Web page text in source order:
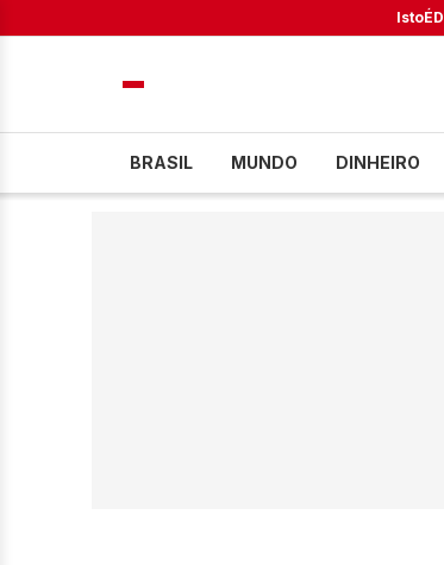
IstoÉ
BRASIL MUNDO DINHEIRO